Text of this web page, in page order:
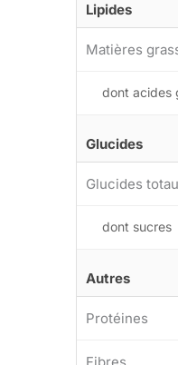
Lipides
Matières
dont acides
Glucides
Glucides
dont sucres
Autres
Protéines